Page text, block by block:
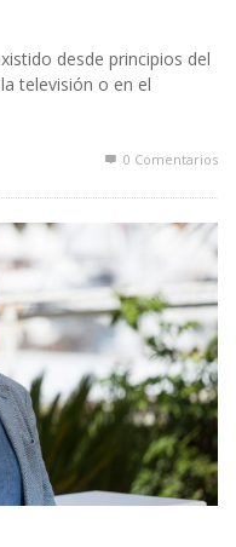
desde principios del
televisión o en el
0 Comentarios